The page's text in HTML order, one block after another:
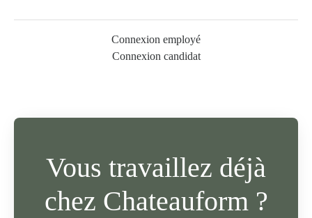
Connexion employé
Connexion candidat
Vous travaillez déjà
chez Chateauform ?